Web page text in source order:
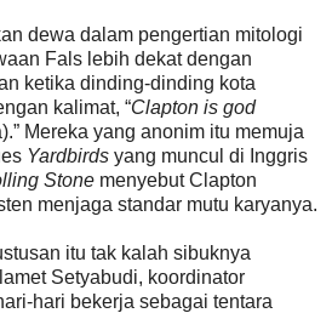
dewa dalam pengertian mitologi
Fals lebih dekat dengan
ketika dinding-dinding kota
kalimat, “Clapton is god
Mereka yang anonim itu memuja
Yardbirds yang muncul di Inggris
Stone menyebut Clapton
menjaga standar mutu karyanya.
itu tak kalah sibuknya
Setyabudi, koordinator
hari bekerja sebagai tentara